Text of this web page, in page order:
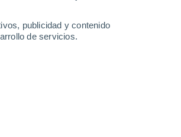
publicidad y contenido
de servicios.